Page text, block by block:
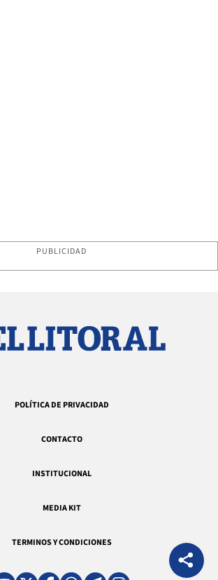
PUBLICIDAD
POLÍTICA DE PRIVACIDAD
CONTACTO
INSTITUCIONAL
MEDIA KIT
TERMINOS Y CONDICIONES